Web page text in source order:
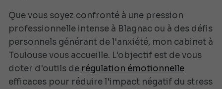
Que vous soyez confronté à une pression
professionnelle intense à Blagnac ou à des défis
personnels générant de l'anxiété, mon cabinet à
Toulouse vous accueille. L'objectif est de vous
doter d'outils de régulation émotionnelle
efficaces pour réduire l'impact négatif du stress